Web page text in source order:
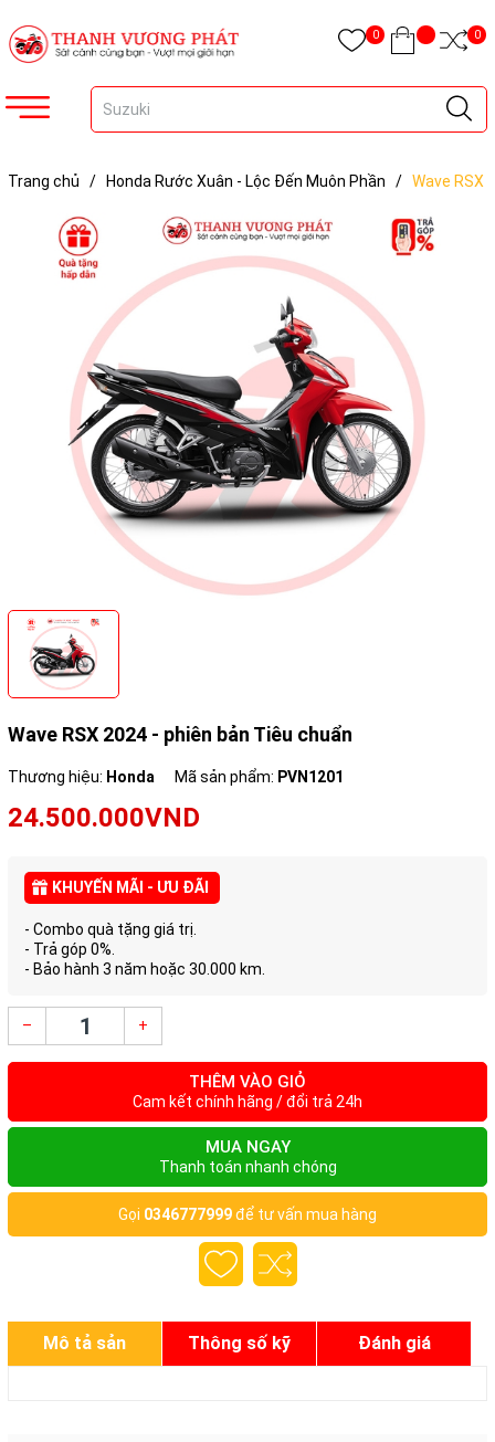
0 0
Trang chủ / Honda Rước Xuân - Lộc Đến Muôn Phần / Wave RSX
Wave RSX 2024 - phiên bản Tiêu chuẩn
Thương hiệu: Honda Mã sản phẩm: PVN1201
24.500.000VND
KHUYẾN MÃI - ƯU ĐÃI
- Combo quà tặng giá trị.
- Trả góp 0%.
- Bảo hành 3 năm hoặc 30.000 km.
– +
THÊM VÀO GIỎ
Cam kết chính hãng / đổi trả 24h
MUA NGAY
Thanh toán nhanh chóng
Gọi 0346777999để tư vấn mua hàng
Mô tả sản Thông số kỹ Đánh giá